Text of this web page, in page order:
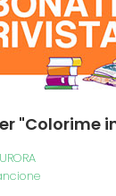
"Colorime